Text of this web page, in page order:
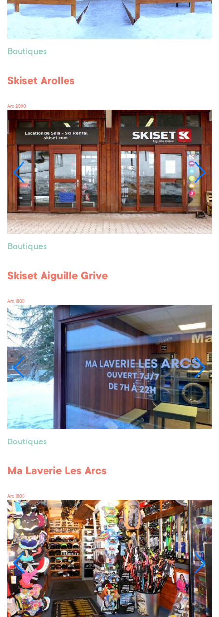
Boutiques
Skiset Arolles
Arc 2000
Boutiques
Skiset Aiguille Grive
Arc 1800
Boutiques
Ma Laverie Les Arcs
Arc 1800